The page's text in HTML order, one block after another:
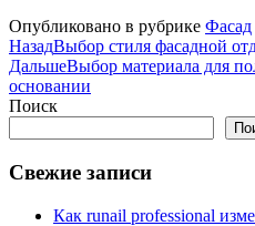
Опубликовано в рубрике Фасад
НазадВыбор стиля фасадной
ДальшеВыбор материала для
основании
Поиск
Свежие записи
Как runail professional